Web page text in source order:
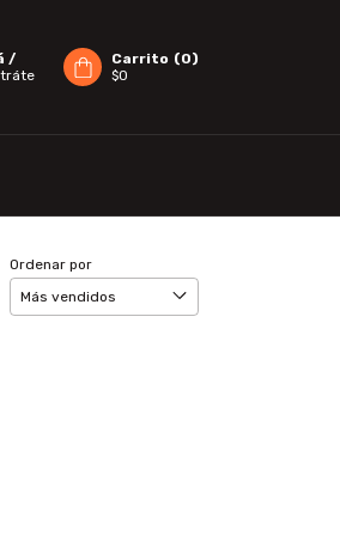
/
Carrito (0)
$0
Ordenar por